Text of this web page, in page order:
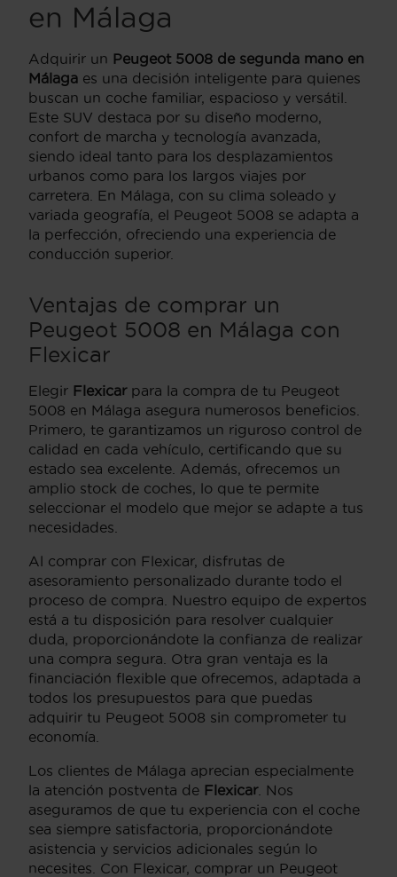
en Málaga
Adquirir un Peugeot 5008 de segunda mano en
Málaga es una decisión inteligente para quienes
buscan un coche familiar, espacioso y versátil.
Este SUV destaca por su diseño moderno,
confort de marcha y tecnología avanzada,
siendo ideal tanto para los desplazamientos
urbanos como para los largos viajes por
carretera. En Málaga, con su clima soleado y
variada geografía, el Peugeot 5008 se adapta a
la perfección, ofreciendo una experiencia de
conducción superior.
Ventajas de comprar un
Peugeot 5008 en Málaga con
Flexicar
Elegir Flexicarpara la compra de tu Peugeot
5008 en Málaga asegura numerosos beneficios.
Primero, te garantizamos un riguroso control de
calidad en cada vehículo, certificando que su
estado sea excelente. Además, ofrecemos un
amplio stock de coches, lo que te permite
seleccionar el modelo que mejor se adapte a tus
necesidades.
Al comprar con Flexicar, disfrutas de
asesoramiento personalizado durante todo el
proceso de compra. Nuestro equipo de expertos
está a tu disposición para resolver cualquier
duda, proporcionándote la confianza de realizar
una compra segura. Otra gran ventaja es la
financiación flexible que ofrecemos, adaptada a
todos los presupuestos para que puedas
adquirir tu Peugeot 5008 sin comprometer tu
economía.
Los clientes de Málaga aprecian especialmente
la atención postventa de Flexicar. Nos
aseguramos de que tu experiencia con el coche
sea siempre satisfactoria, proporcionándote
asistencia y servicios adicionales según lo
necesites. Con Flexicar, comprar un Peugeot